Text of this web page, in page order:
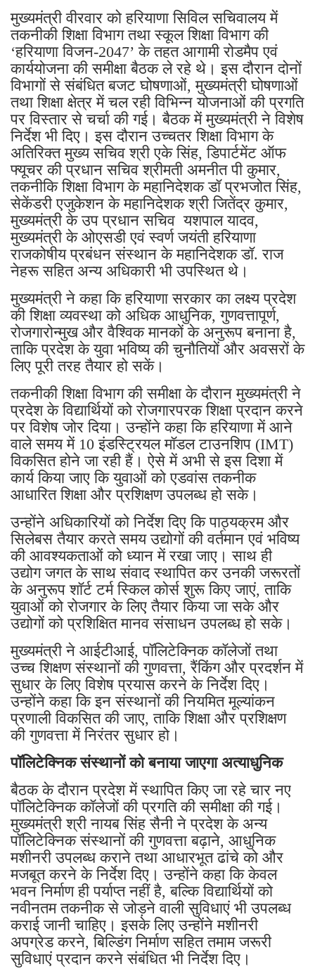
मुख्यमंत्री वीरवार को हरियाणा सिविल सचिवालय में
तकनीकी शिक्षा विभाग तथा स्कूल शिक्षा विभाग की
‘हरियाणा विजन-2047’ के तहत आगामी रोडमैप एवं
कार्ययोजना की समीक्षा बैठक ले रहे थे। इस दौरान दोनों
विभागों से संबंधित बजट घोषणाओं, मुख्यमंत्री घोषणाओं
तथा शिक्षा क्षेत्र में चल रही विभिन्न योजनाओं की प्रगति
पर विस्तार से चर्चा की गई। बैठक में मुख्यमंत्री ने विशेष
निर्देश भी दिए। इस दौरान उच्चतर शिक्षा विभाग के
अतिरिक्त मुख्य सचिव श्री एके सिंह, डिपार्टमेंट ऑफ
फ्यूचर की प्रधान सचिव श्रीमती अमनीत पी कुमार,
तकनीकि शिक्षा विभाग के महानिदेशक डॉ प्रभजोत सिंह,
सेकेंडरी एजुकेशन के महानिदेशक श्री जितेंद्र कुमार,
मुख्यमंत्री के उप प्रधान सचिव यशपाल यादव,
मुख्यमंत्री के ओएसडी एवं स्वर्ण जयंती हरियाणा
राजकोषीय प्रबंधन संस्थान के महानिदेशक डॉ. राज
नेहरू सहित अन्य अधिकारी भी उपस्थित थे।
मुख्यमंत्री ने कहा कि हरियाणा सरकार का लक्ष्य प्रदेश
की शिक्षा व्यवस्था को अधिक आधुनिक, गुणवत्तापूर्ण,
रोजगारोन्मुख और वैश्विक मानकों के अनुरूप बनाना है,
ताकि प्रदेश के युवा भविष्य की चुनौतियों और अवसरों के
लिए पूरी तरह तैयार हो सकें।
तकनीकी शिक्षा विभाग की समीक्षा के दौरान मुख्यमंत्री ने
प्रदेश के विद्यार्थियों को रोजगारपरक शिक्षा प्रदान करने
पर विशेष जोर दिया। उन्होंने कहा कि हरियाणा में आने
वाले समय में 10 इंडस्ट्रियल मॉडल टाउनशिप (IMT)
विकसित होने जा रही हैं। ऐसे में अभी से इस दिशा में
कार्य किया जाए कि युवाओं को एडवांस तकनीक
आधारित शिक्षा और प्रशिक्षण उपलब्ध हो सके।
उन्होंने अधिकारियों को निर्देश दिए कि पाठ्यक्रम और
सिलेबस तैयार करते समय उद्योगों की वर्तमान एवं भविष्य
की आवश्यकताओं को ध्यान में रखा जाए। साथ ही
उद्योग जगत के साथ संवाद स्थापित कर उनकी जरूरतों
के अनुरूप शॉर्ट टर्म स्किल कोर्स शुरू किए जाएं, ताकि
युवाओं को रोजगार के लिए तैयार किया जा सके और
उद्योगों को प्रशिक्षित मानव संसाधन उपलब्ध हो सके।
मुख्यमंत्री ने आईटीआई, पॉलिटेक्निक कॉलेजों तथा
उच्च शिक्षण संस्थानों की गुणवत्ता, रैंकिंग और प्रदर्शन में
सुधार के लिए विशेष प्रयास करने के निर्देश दिए।
उन्होंने कहा कि इन संस्थानों की नियमित मूल्यांकन
प्रणाली विकसित की जाए, ताकि शिक्षा और प्रशिक्षण
की गुणवत्ता में निरंतर सुधार हो।
पॉलिटेक्निक संस्थानों को बनाया जाएगा अत्याधुनिक
बैठक के दौरान प्रदेश में स्थापित किए जा रहे चार नए
पॉलिटेक्निक कॉलेजों की प्रगति की समीक्षा की गई।
मुख्यमंत्री श्री नायब सिंह सैनी ने प्रदेश के अन्य
पॉलिटेक्निक संस्थानों की गुणवत्ता बढ़ाने, आधुनिक
मशीनरी उपलब्ध कराने तथा आधारभूत ढांचे को और
मजबूत करने के निर्देश दिए। उन्होंने कहा कि केवल
भवन निर्माण ही पर्याप्त नहीं है, बल्कि विद्यार्थियों को
नवीनतम तकनीक से जोड़ने वाली सुविधाएं भी उपलब्ध
कराई जानी चाहिए। इसके लिए उन्होंने मशीनरी
अपग्रेड करने, बिल्डिंग निर्माण सहित तमाम जरूरी
सुविधाएं प्रदान करने संबंधित भी निर्देश दिए।